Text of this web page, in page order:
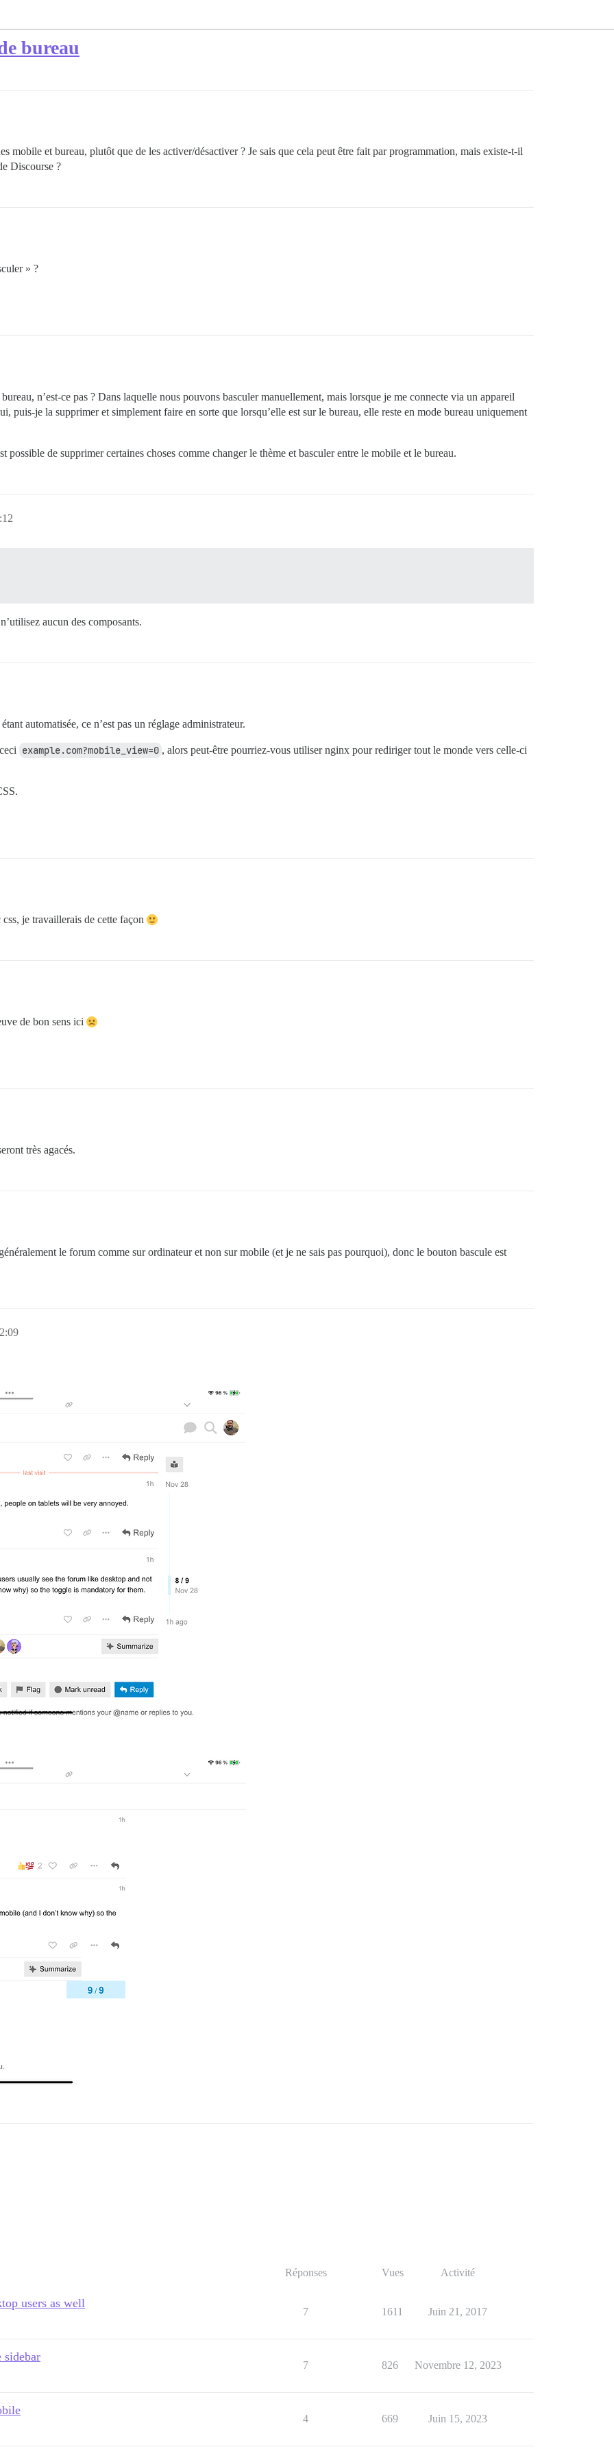
bureau
mobile et bureau, plutôt que de les activer/désactiver ? Je sais que cela peut être fait par programmation, mais existe-t-il
Discourse ?
» ?
n’est-ce pas ? Dans laquelle nous pouvons basculer manuellement, mais lorsque je me connecte via un appareil
puis-je la supprimer et simplement faire en sorte que lorsqu’elle est sur le bureau, elle reste en mode bureau uniquement
de supprimer certaines choses comme changer le thème et basculer entre le mobile et le bureau.
aucun des composants.
automatisée, ce n’est pas un réglage administrateur.
example.com?mobile_view=0 , alors peut-être pourriez-vous utiliser nginx pour rediriger tout le monde vers celle-ci
je travaillerais de cette façon
de bon sens ici
très agacés.
le forum comme sur ordinateur et non sur mobile (et je ne sais pas pourquoi), donc le bouton bascule est
Réponses Vues Activité
users as well
7 1611 Juin 21, 2017
7 826 Novembre 12, 2023
4 669 Juin 15, 2023